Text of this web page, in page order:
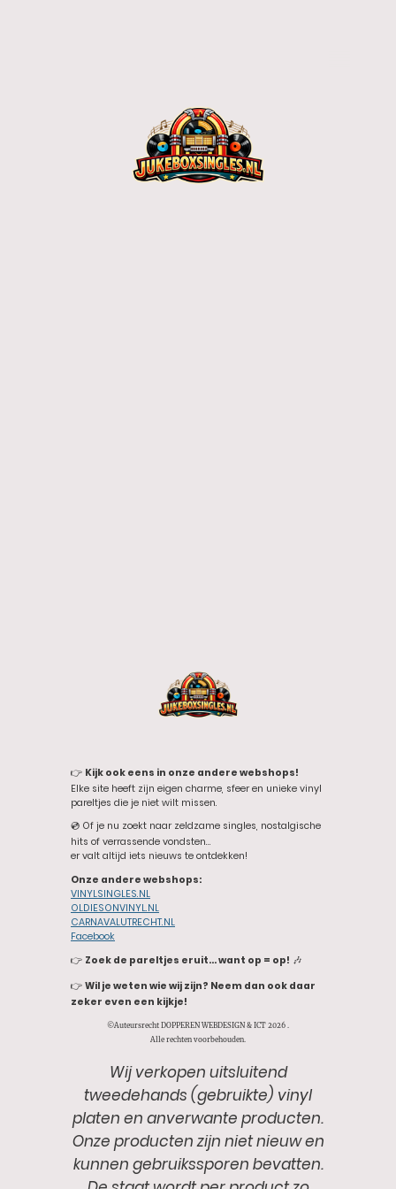
👉 Kijk ook eens in onze andere webshops!
Elke site heeft zijn eigen charme, sfeer en unieke vinyl
pareltjes die je niet wilt missen.
💿 Of je nu zoekt naar zeldzame singles, nostalgische
hits of verrassende vondsten…
er valt altijd iets nieuws te ontdekken!
Onze andere webshops:
VINYLSINGLES.NL
OLDIESONVINYL.NL
CARNAVALUTRECHT.NL
Facebook
👉 Zoek de pareltjes eruit… want op = op! 🎶
👉 Wil je weten wie wij zijn? Neem dan ook daar
zeker even een kijkje!
©Auteursrecht DOPPEREN WEBDESIGN & ICT 2026 .
Alle rechten voorbehouden.
Wij verkopen uitsluitend
tweedehands (gebruikte) vinyl
platen en anverwante producten.
Onze producten zijn niet nieuw en
kunnen gebruikssporen bevatten.